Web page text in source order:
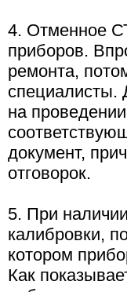
4. Отменное
приборов.
ремонта,
специалисты.
на
документ,
отговорок.
5. При
калибровки,
котором
Как